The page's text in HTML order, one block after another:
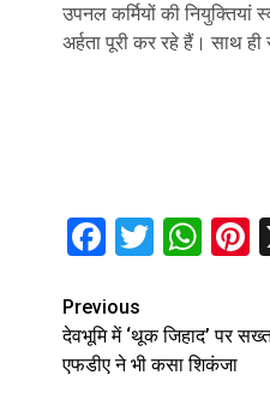
उपनल कर्मियों की नियुक्तियां
अर्हता पूरी कर रहे हैं। साथ
Facebook
Twitter
Continue
Reading
Previous
देवभूमि में ‘थूक जिहाद’ पर
एफडीए ने भी कसा शिकंजा